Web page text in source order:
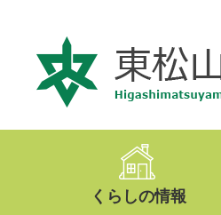
くらしの情報